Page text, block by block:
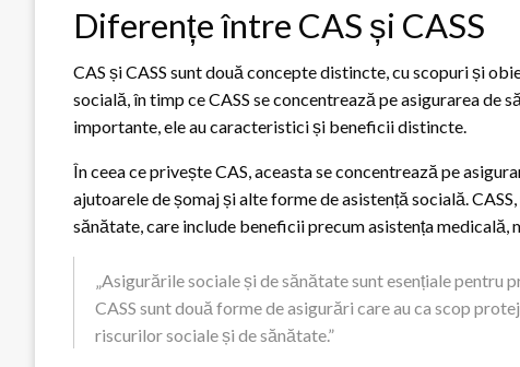
Diferențe între CAS și CASS
CAS și CASS sunt două concepte distincte, cu scopuri și
socială, în timp ce CASS se concentrează pe asigurarea de
importante, ele au caracteristici și beneficii distincte.
În ceea ce privește CAS, aceasta se concentrează pe
ajutoarele de șomaj și alte forme de asistență socială.
sănătate, care include beneficii precum asistența
„Asigurările sociale și de sănătate sunt esențiale pentru
CASS sunt două forme de asigurări care au ca scop
riscurilor sociale și de sănătate.”